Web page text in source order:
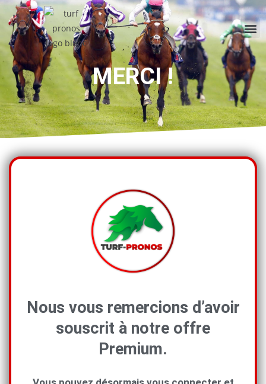
MERCI !
Nous vous remercions d’avoir
souscrit à notre offre
Premium.